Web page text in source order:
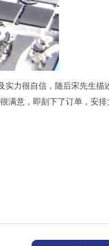
实力很自信，随后宋先生描
满意，即刻下了订单，安